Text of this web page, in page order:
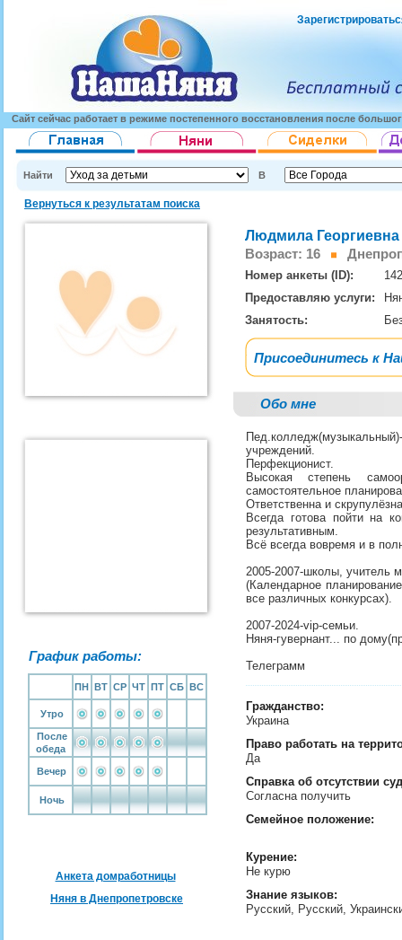
Сайт сейчас работает в режиме постепенного восстановления после
Найти В
Вернуться к результатам поиска
График работы:
ПН ВТ СР ЧТ ПТ СБ ВС
Утро
После
обеда
Вечер
Ночь
Анкета домработницы
Няня в Днепропетровске
Людмила
Возраст: 16
Номер анкеты (ID):
Предоставляю услуги:
Занятость:
Присоединитесь к
Обо мне
учреждений.
Перфекционист.
Высокая степень
самостоятельное
Ответственна и
Всегда готова пойти на
результативным.
Всё всегда вовремя и в
2005-2007-школы, учитель
(Календарное
все различных конкурсах).
2007-2024-vip-семьи.
Няня-гувернант... по
Телеграмм
Гражданство:
Украина
Право работать на
Да
Справка об отсутствии
Согласна получить
Семейное положение:
Курение:
Не курю
Знание языков:
Русский, Русский,